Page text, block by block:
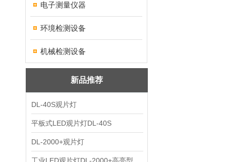
电子测量仪器
环境检测设备
机械检测设备
新品推荐
DL-40S观片灯
平板式LED观片灯DL-40S
DL-2000+观片灯